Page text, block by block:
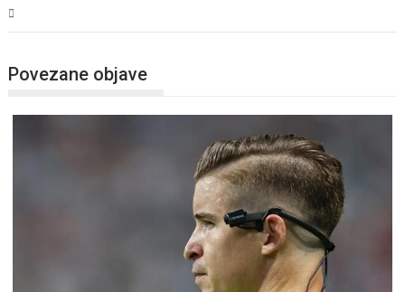
Povezane objave